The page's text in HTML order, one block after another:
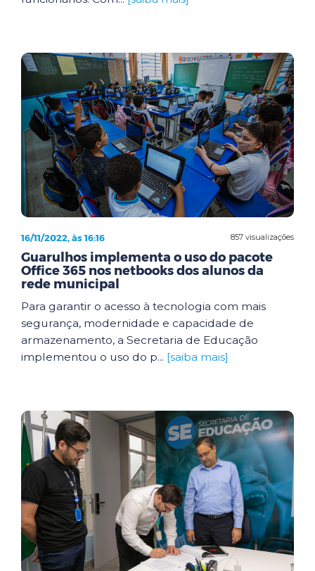
857 visualizações
16/11/2022, às 16:16
Guarulhos implementa o uso do pacote
Office 365 nos netbooks dos alunos da
rede municipal
Para garantir o acesso à tecnologia com mais
segurança, modernidade e capacidade de
armazenamento, a Secretaria de Educação
implementou o uso do p... [saiba mais]